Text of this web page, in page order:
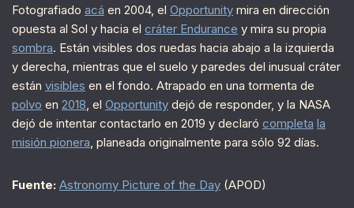
Fotografiado acá en 2004, el Opportunity mira en dirección
opuesta al Sol y hacia el cráter Endurance y mira su propia
sombra. Están visibles dos ruedas hacia abajo a la izquierda
y derecha, mientras que el suelo y paredes del inusual cráter
están visibles en el fondo. Atrapado en una tormenta de
polvo en 2018, el Opportunity dejó de responder, y la NASA
dejó de intentar contactarlo en 2019 y declaró completa la
misión pionera, planeada originalmente para sólo 92 días.
Fuente: Astronomy Picture of the Day (APOD)